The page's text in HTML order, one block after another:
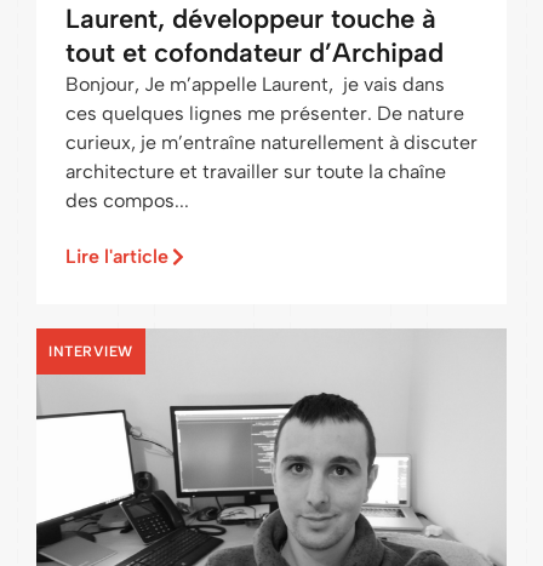
Laurent, développeur touche à
tout et cofondateur d’Archipad
Bonjour, Je m’appelle Laurent, je vais dans
ces quelques lignes me présenter. De nature
curieux, je m’entraîne naturellement à discuter
architecture et travailler sur toute la chaîne
des compos...
Lire l'article
INTERVIEW